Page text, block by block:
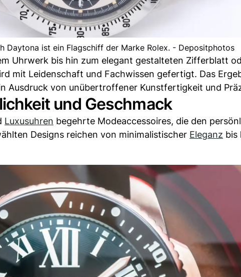
Daytona ist ein Flagschiff der Marke Rolex. - Depositphotos
Uhrwerk bis hin zum elegant gestalteten Zifferblatt
mit Leidenschaft und Fachwissen gefertigt. Das
Ausdruck von unübertroffener Kunstfertigkeit und
und Geschmack
Luxusuhren begehrte Modeaccessoires, die den
Designs reichen von minimalistischer Eleganz bis